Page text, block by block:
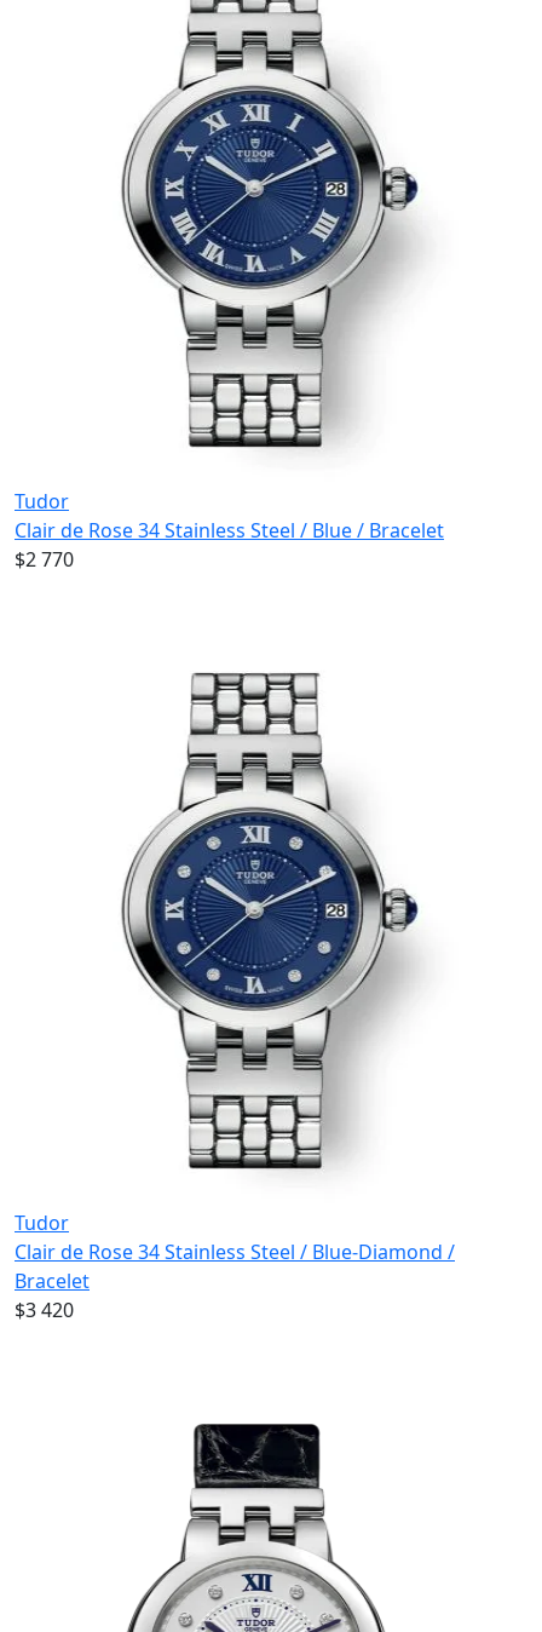
Tudor
Clair de Rose 34 Stainless Steel / Blue / Bracelet
$2 770
Tudor
Clair de Rose 34 Stainless Steel / Blue-Diamond /
Bracelet
$3 420